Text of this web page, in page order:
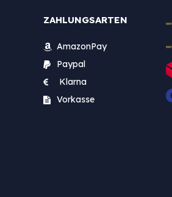
ZAHLUNGSARTEN
AmazonPay
Paypal
Klarna
Vorkasse